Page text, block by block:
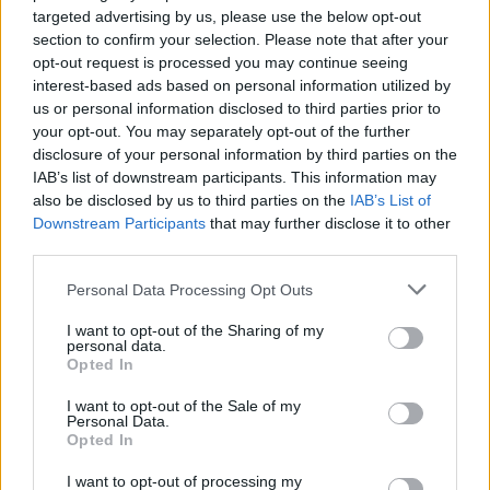
targeted advertising by us, please use the below opt-out
section to confirm your selection. Please note that after your
opt-out request is processed you may continue seeing
interest-based ads based on personal information utilized by
us or personal information disclosed to third parties prior to
your opt-out. You may separately opt-out of the further
disclosure of your personal information by third parties on the
IAB’s list of downstream participants. This information may
also be disclosed by us to third parties on the IAB’s List of
Downstream Participants that may further disclose it to other
Personal Data Processing Opt Outs
I want to opt-out of the Sharing of my
personal data.
Opted In
I want to opt-out of the Sale of my
Personal Data.
Opted In
I want to opt-out of processing my
Deseu el meu nom, el correu electrònic i el lloc web en
aquest navegador per a la propera vegada que comenti.
characters
ÚLTIMES NOTÍCIES